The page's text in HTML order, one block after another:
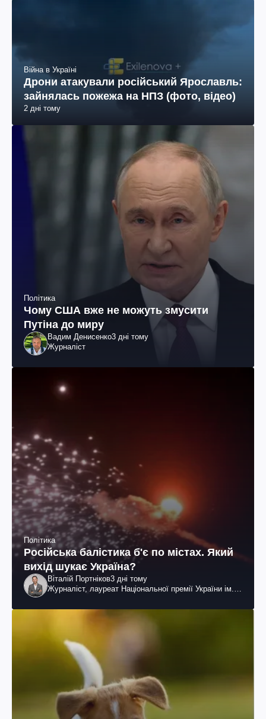
Війна в Україні
Дрони атакували російський Ярославль:
зайнялась пожежа на НПЗ (фото, відео)
2 дні тому
Політика
Чому США вже не можуть змусити
Путіна до миру
Вадим Денисенко3 дні тому
Журналіст
Політика
Російська балістика б'є по містах. Який
вихід шукає Україна?
Віталій Портніков3 дні тому
Журналіст, лауреат Національної премії України ім.